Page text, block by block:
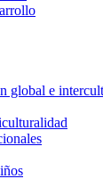
global e